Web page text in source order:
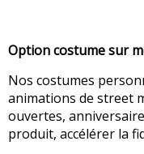
Option costume sur
Nos costumes
animations de street
ouvertes,
produit, accélérer la